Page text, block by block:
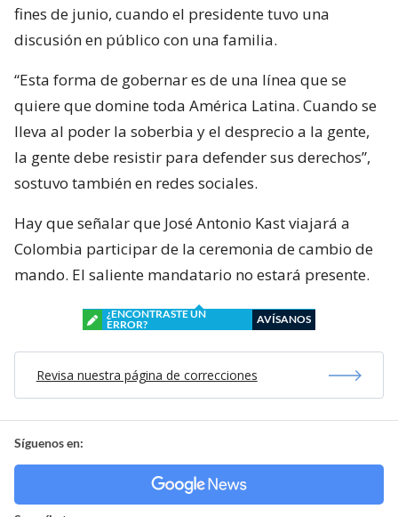
fines de junio, cuando el presidente tuvo una
discusión en público con una familia.
“Esta forma de gobernar es de una línea que se
quiere que domine toda América Latina. Cuando se
lleva al poder la soberbia y el desprecio a la gente,
la gente debe resistir para defender sus derechos”,
sostuvo también en redes sociales.
Hay que señalar que José Antonio Kast viajará a
Colombia participar de la ceremonia de cambio de
mando. El saliente mandatario no estará presente.
¿ENCONTRASTE UN
ERROR?
AVÍSANOS
Revisa nuestra página de correcciones
Síguenos en: